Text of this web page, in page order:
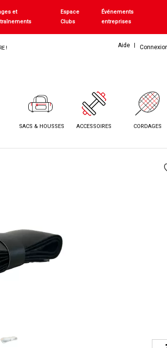
et
Espace
Clubs
Événements
entreprises
! Aide
SACS & HOUSSES ACCESSOIRES CORDAGES